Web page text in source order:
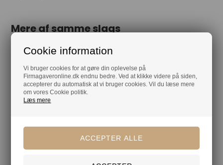
Cookie information
Vi bruger cookies for at gøre din oplevelse på
Firmagaveronline.dk endnu bedre. Ved at klikke videre på siden,
accepterer du automatisk at vi bruger cookies. Vil du læse mere
om vores Cookie politik.
Læs mere
Mere af samme slags
Chokolade Dansk chokolade
Chokoladeæsker Bambusæsker
Chocolate by Obel
Din tryghed